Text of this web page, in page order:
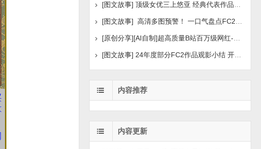
[图文故事] 24年度部分FC2作品观影小结 开年王炸后续
内容推荐
内容更新